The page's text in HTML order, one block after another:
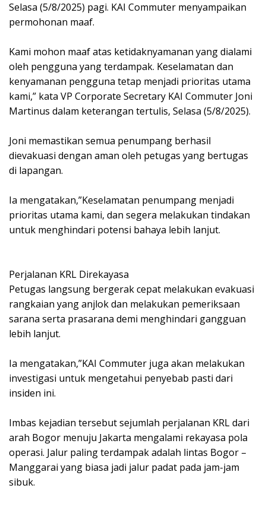
Selasa (5/8/2025) pagi. KAI Commuter menyampaikan
permohonan maaf.
‎Kami mohon maaf atas ketidaknyamanan yang dialami
oleh pengguna yang terdampak. Keselamatan dan
kenyamanan pengguna tetap menjadi prioritas utama
kami,” kata VP Corporate Secretary KAI Commuter Joni
Martinus dalam keterangan tertulis, Selasa (5/8/2025).
‎Joni memastikan semua penumpang berhasil
dievakuasi dengan aman oleh petugas yang bertugas
di lapangan.
‎Ia mengatakan,”Keselamatan penumpang menjadi
prioritas utama kami, dan segera melakukan tindakan
untuk menghindari potensi bahaya lebih lanjut.
‎Perjalanan KRL Direkayasa
‎Petugas langsung bergerak cepat melakukan evakuasi
rangkaian yang anjlok dan melakukan pemeriksaan
sarana serta prasarana demi menghindari gangguan
lebih lanjut.
‎Ia mengatakan,”KAI Commuter juga akan melakukan
investigasi untuk mengetahui penyebab pasti dari
insiden ini.
‎Imbas kejadian tersebut sejumlah perjalanan KRL dari
arah Bogor menuju Jakarta mengalami rekayasa pola
operasi. Jalur paling terdampak adalah lintas Bogor –
Manggarai yang biasa jadi jalur padat pada jam-jam
sibuk.